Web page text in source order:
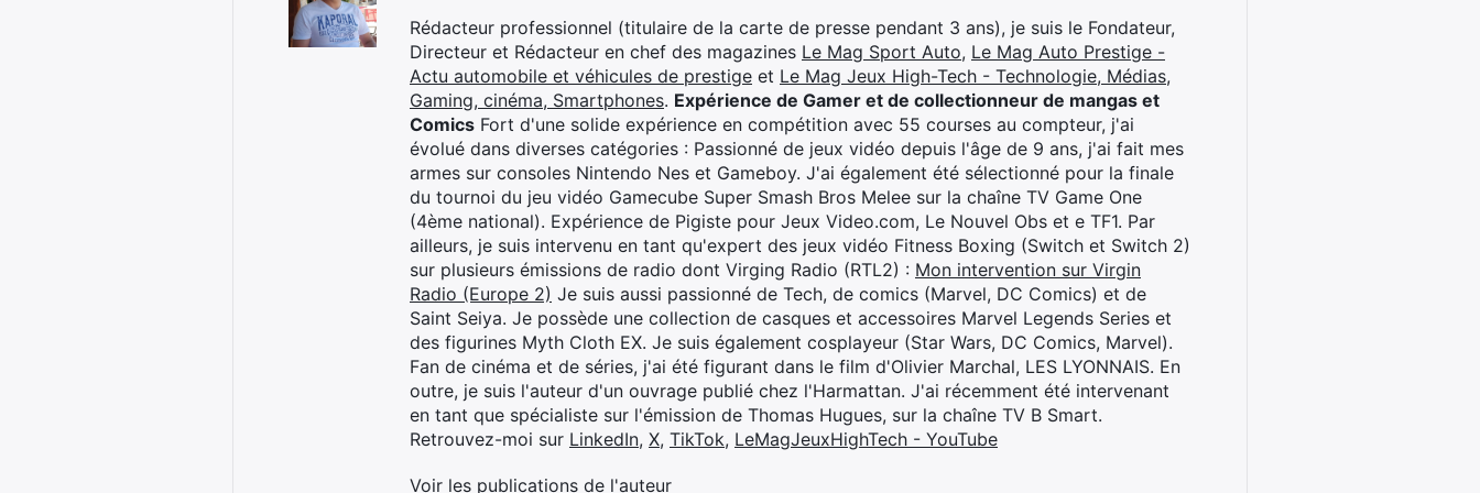
Rédacteur professionnel (titulaire de la carte de presse pendant 3 ans), je suis le Fondateur,
Directeur et Rédacteur en chef des magazines Le Mag Sport Auto, Le Mag Auto Prestige -
Actu automobile et véhicules de prestige et Le Mag Jeux High-Tech - Technologie, Médias,
Gaming, cinéma, Smartphones. Expérience de Gamer et de collectionneur de mangas et
Comics Fort d'une solide expérience en compétition avec 55 courses au compteur, j'ai
évolué dans diverses catégories : Passionné de jeux vidéo depuis l'âge de 9 ans, j'ai fait mes
armes sur consoles Nintendo Nes et Gameboy. J'ai également été sélectionné pour la finale
du tournoi du jeu vidéo Gamecube Super Smash Bros Melee sur la chaîne TV Game One
(4ème national). Expérience de Pigiste pour Jeux Video.com, Le Nouvel Obs et e TF1. Par
ailleurs, je suis intervenu en tant qu'expert des jeux vidéo Fitness Boxing (Switch et Switch 2)
sur plusieurs émissions de radio dont Virging Radio (RTL2) : Mon intervention sur Virgin
Radio (Europe 2) Je suis aussi passionné de Tech, de comics (Marvel, DC Comics) et de
Saint Seiya. Je possède une collection de casques et accessoires Marvel Legends Series et
des figurines Myth Cloth EX. Je suis également cosplayeur (Star Wars, DC Comics, Marvel).
Fan de cinéma et de séries, j'ai été figurant dans le film d'Olivier Marchal, LES LYONNAIS. En
outre, je suis l'auteur d'un ouvrage publié chez l'Harmattan. J'ai récemment été intervenant
en tant que spécialiste sur l'émission de Thomas Hugues, sur la chaîne TV B Smart.
Retrouvez-moi sur LinkedIn, X, TikTok, LeMagJeuxHighTech - YouTube
Voir les publications de l'auteur